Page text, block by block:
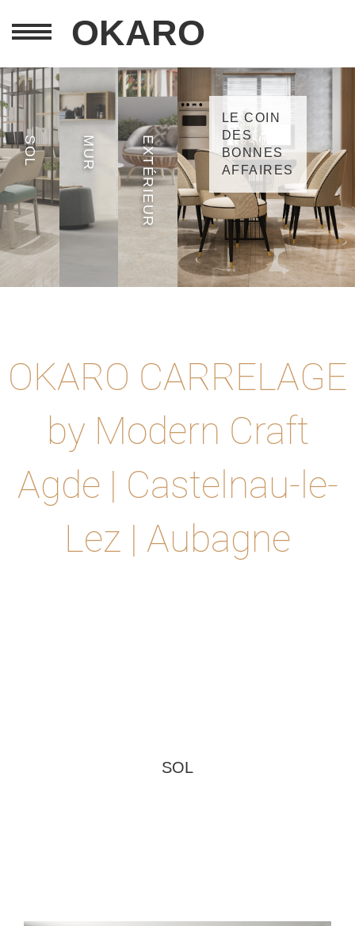
OKARO
SOL
CARRELAGE
SOL
MUR
CARRELAGE
MURAL
EXTÉRIEUR
CARRELAGE
EXTÉRIEUR
LE COIN
DES
BONNES
AFFAIRES
OKARO CARRELAGE
by Modern Craft
Agde | Castelnau-le-
Lez | Aubagne
SOL